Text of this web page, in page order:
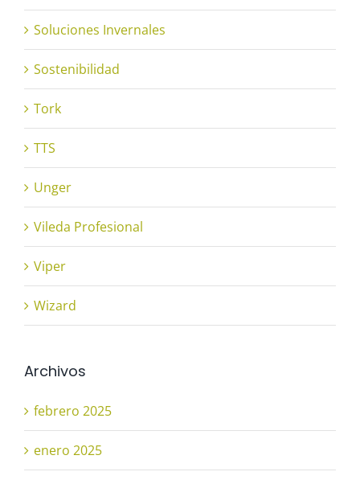
Soluciones Invernales
Sostenibilidad
Tork
TTS
Unger
Vileda Profesional
Viper
Wizard
Archivos
febrero 2025
enero 2025